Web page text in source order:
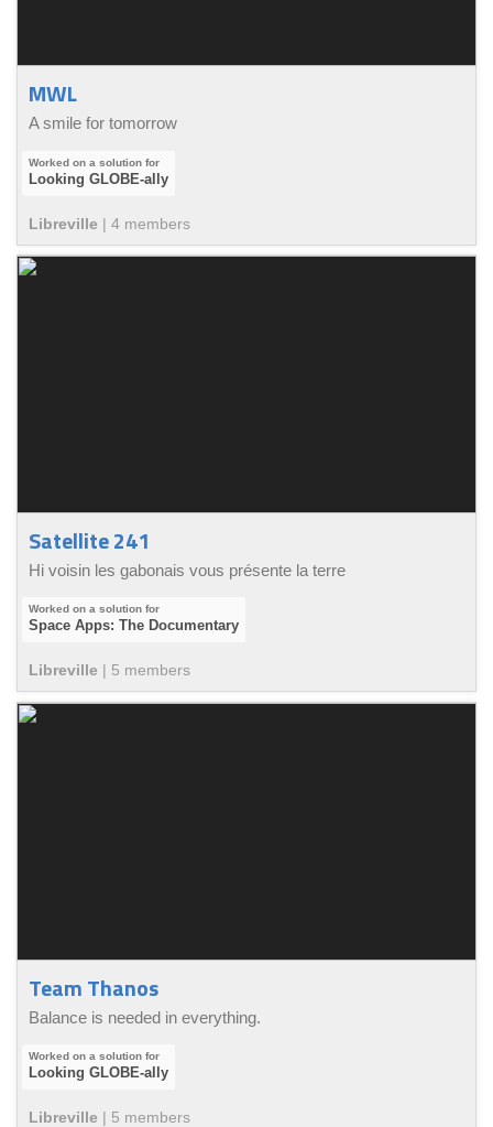
MWL
A smile for tomorrow
Looking GLOBE-ally
Libreville | 4 members
Satellite 241
Hi voisin les gabonais vous présente la terre
Space Apps: The Documentary
Libreville | 5 members
Team Thanos
Balance is needed in everything.
Looking GLOBE-ally
Libreville | 5 members